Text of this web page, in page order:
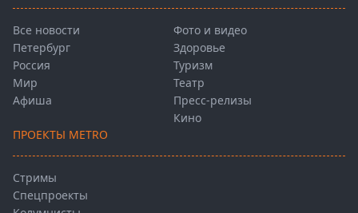
Все новости
Петербург
Россия
Мир
Афиша
Фото и видео
Здоровье
Туризм
Театр
Пресс-релизы
Кино
ПРОЕКТЫ METRO
Стримы
Спецпроекты